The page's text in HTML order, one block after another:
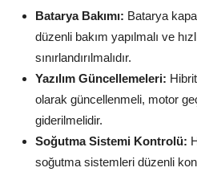
Batarya Bakımı: Batarya
düzenli bakım yapılmalı ve
sınırlandırılmalıdır.
Yazılım Güncellemeleri:
olarak güncellenmeli, motor
giderilmelidir.
Soğutma Sistemi Kontrolü:
soğutma sistemleri düzenli